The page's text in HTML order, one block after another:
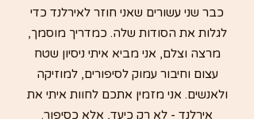
כבר שני עשורים שאני חוזר לאירלנד כדי
לגלות את הסודות שלה. כמדריך מוסמך,
מרצה וצלם, אני מביא איתי ניסיון שטח
עצום וחיבור עמוק לסיפורים, למוזיקה
ולאנשים. אני מזמין אתכם לחוות איתי את
אירלנד - לא רק כיעד, אלא כסיפור.